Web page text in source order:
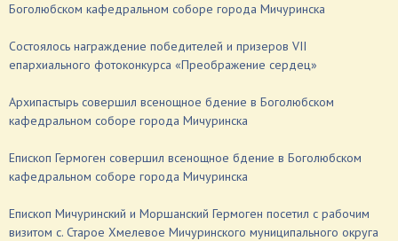
Боголюбском кафедральном соборе города Мичуринска
Состоялось награждение победителей и призеров VII
епархиального фотоконкурса «Преображение сердец»
Архипастырь совершил всенощное бдение в Боголюбском
кафедральном соборе города Мичуринска
Епископ Гермоген совершил всенощное бдение в Боголюбском
кафедральном соборе города Мичуринска
Епископ Мичуринский и Моршанский Гермоген посетил с рабочим
визитом с. Старое Хмелевое Мичуринского муниципального округа